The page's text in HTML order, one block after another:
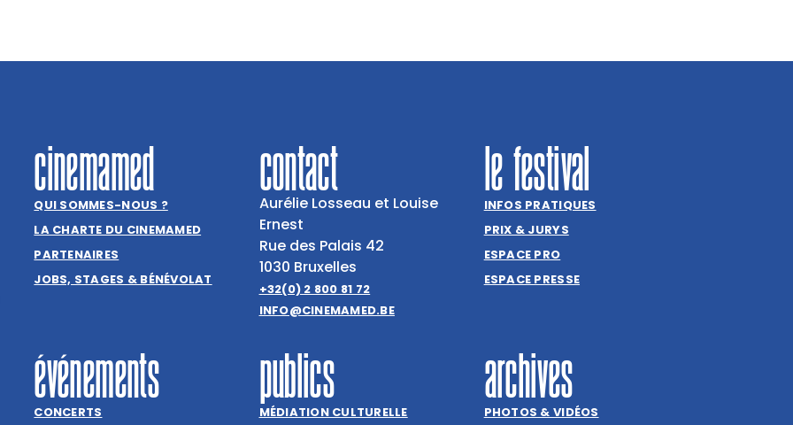
cinemamed
QUI SOMMES-NOUS ?
LA CHARTE DU CINEMAMED
PARTENAIRES
JOBS, STAGES & BÉNÉVOLAT
contact
Aurélie Losseau et Louise
Ernest
Rue des Palais 42
1030 Bruxelles
+32(0) 2 800 81 72
INFO@CINEMAMED.BE
le festival
INFOS PRATIQUES
PRIX & JURYS
ESPACE PRO
ESPACE PRESSE
événements
CONCERTS
publics
MÉDIATION CULTURELLE
archives
PHOTOS & VIDÉOS